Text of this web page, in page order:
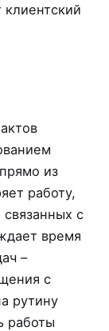
клиентский
из
работу,
с
время
–
с
рутину
работы